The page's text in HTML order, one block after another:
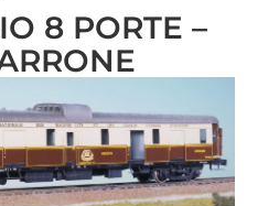
8 PORTE –